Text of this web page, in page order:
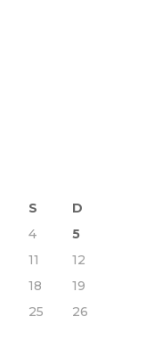
S
D
4
5
11
12
18
19
25
26